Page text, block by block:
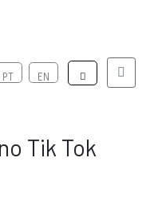
PT EN
Tik Tok